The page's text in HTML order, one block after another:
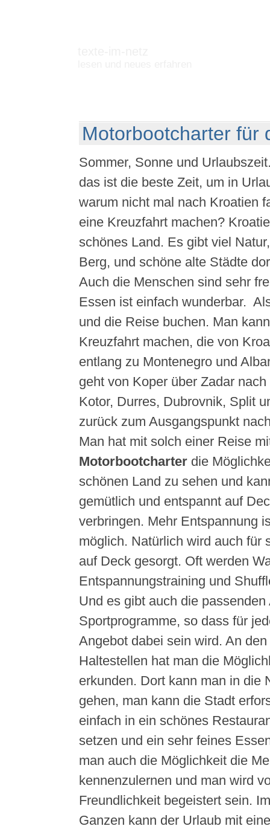
Motorbootcharter für
Sommer, Sonne und
das ist die beste Zeit, um in
warum nicht mal nach Kroatien
eine Kreuzfahrt machen?
schönes Land. Es gibt viel
Berg, und schöne alte Städte
Auch die Menschen sind sehr
Essen ist einfach wunderbar.
und die Reise buchen. Man
Kreuzfahrt machen, die von
entlang zu Montenegro und
geht von Koper über Zadar
Kotor, Durres, Dubrovnik, Split
zurück zum Ausgangspunkt
Man hat mit solch einer Reise
Motorbootcharterdie
schönen Land zu sehen und
gemütlich und entspannt auf
verbringen. Mehr Entspannung
möglich. Natürlich wird auch für
auf Deck gesorgt. Oft werden
Entspannungstraining und
Und es gibt auch die
Sportprogramme, so dass für
Angebot dabei sein wird. An
Haltestellen hat man die
erkunden. Dort kann man in die
gehen, man kann die Stadt
einfach in ein schönes
setzen und ein sehr feines
man auch die Möglichkeit die
kennenzulernen und man wird
Freundlichkeit begeistert sein.
Ganzen kann der Urlaub mit